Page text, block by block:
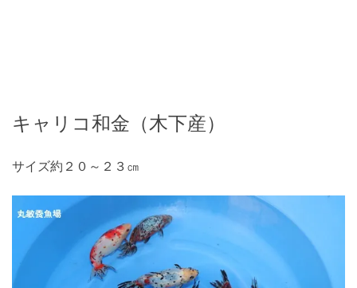
キャリコ和金（木下産）
サイズ約２０～２３㎝